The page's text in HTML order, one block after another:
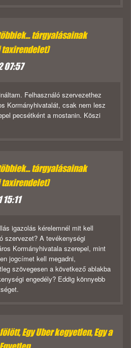
tárgyalásainak
taxirendelet)
07:57
Felhasználó szervezethez
Kormányhivatalát, csak nem lesz
pecsétként a mostanin. Köszi
tárgyalásainak
taxirendelet)
15:11
igazolás kérelemnél mit kell
szervezet? A tevékenységi
Kormányhivatala szerepel, mint
jogcímet kell megadni,
szövegesen a következő ablakba
engedély? Eddig könnyebb
Egy Uber kegyetlen, Egy a